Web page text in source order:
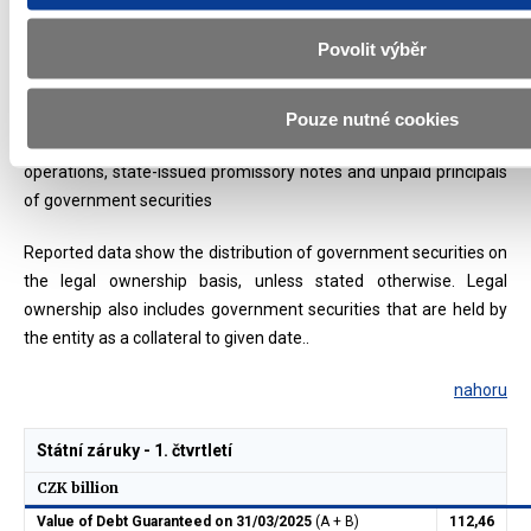
Povolit výběr
Pouze nutné cookies
Government securities issued in the Czech Republic under
Czech law
Loans from international financial institutions and European
Commission, short-term loans incl. liquidity management
operations, state-issued promissory notes and unpaid principals
of government securities
Reported data show the distribution of government securities on
the legal ownership basis, unless stated otherwise. Legal
ownership also includes government securities that are held by
the entity as a collateral to given date..
nahoru
CZK billion
Státní záruky - 1. čtvrtletí
Value of Debt Guaranteed on 31/03/2025 (A + B) 112,46